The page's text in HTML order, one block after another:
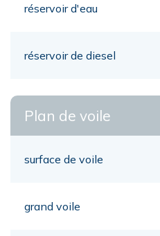
réservoir d'eau
réservoir de diesel
Plan de voile
surface de voile
grand voile